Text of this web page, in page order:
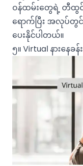
ဝန်ထမ်းတွေရဲ့ တီထွင်
ရောက်ပြီး အလုပ်တွင်
ပေးနိုင်ပါတယ်။
၅။ Virtual နားနေခန်